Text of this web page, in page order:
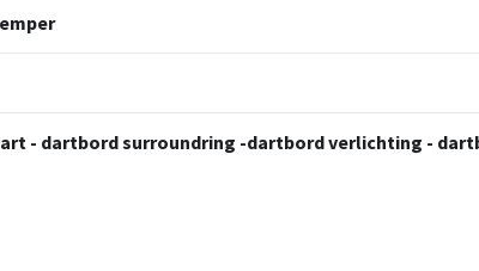
- dartbord surroundring -dartbord verlichting -